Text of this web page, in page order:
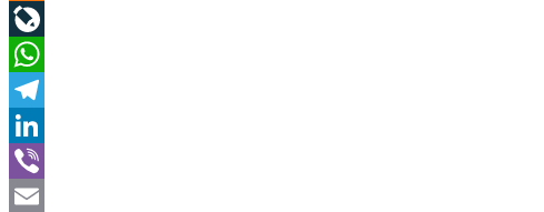
Odnoklassniki
LiveJournal
WhatsApp
Telegram
LinkedIn
Viber